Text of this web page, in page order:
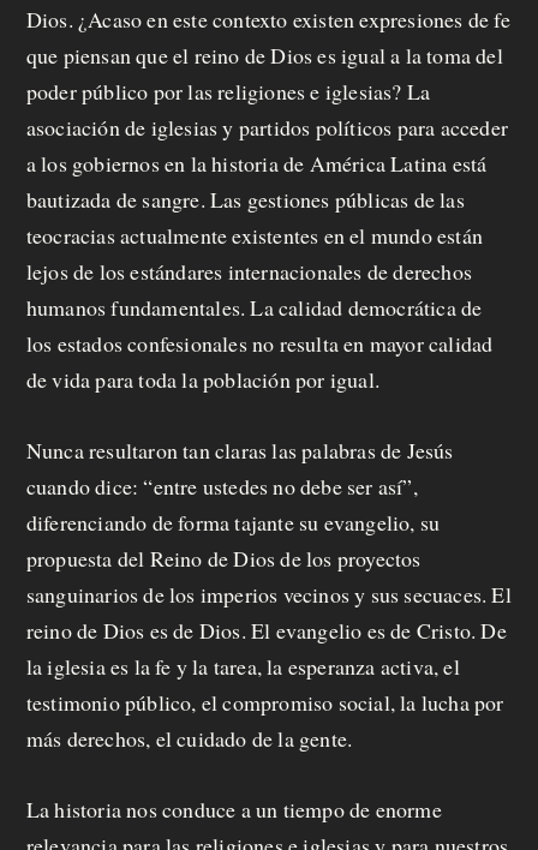
Dios. ¿Acaso en este contexto existen expresiones de fe
que piensan que el reino de Dios es igual a la toma del
poder público por las religiones e iglesias? La
asociación de iglesias y partidos políticos para acceder
a los gobiernos en la historia de América Latina está
bautizada de sangre. Las gestiones públicas de las
teocracias actualmente existentes en el mundo están
lejos de los estándares internacionales de derechos
humanos fundamentales. La calidad democrática de
los estados confesionales no resulta en mayor calidad
de vida para toda la población por igual.
Nunca resultaron tan claras las palabras de Jesús
cuando dice: “entre ustedes no debe ser así”,
diferenciando de forma tajante su evangelio, su
propuesta del Reino de Dios de los proyectos
sanguinarios de los imperios vecinos y sus secuaces. El
reino de Dios es de Dios. El evangelio es de Cristo. De
la iglesia es la fe y la tarea, la esperanza activa, el
testimonio público, el compromiso social, la lucha por
más derechos, el cuidado de la gente.
La historia nos conduce a un tiempo de enorme